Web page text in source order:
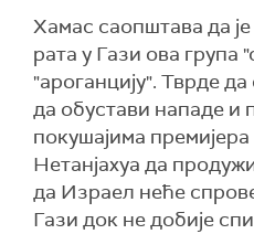
Хамас саопштава да
рата у Гази ова група
"ароганцију". Тврде
да обустави нападе и
покушајима
Нетанјахуа да
да Израел неће
Гази док не добије